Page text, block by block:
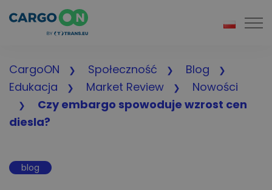
CargoON Społeczność
Blog
Edukacja
Market Review
Nowości
Czy embargo spowoduje wzrost cen
diesla?
blog